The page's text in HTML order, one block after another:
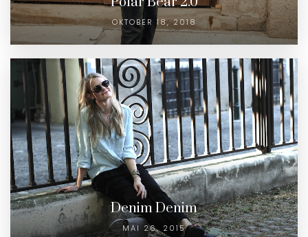
OKTOBER 18, 2018
Denim Denim
MAI 26, 2015